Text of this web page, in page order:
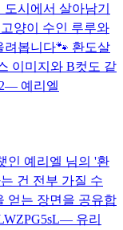
시에서 살아남기
양이 수인 루루와
려봅니다🐾 환도살
이미지와 B컷도 같
예리엘
인 예리엘 님의 '환
건 전부 가질 수
얻는 장면을 공유합
유리